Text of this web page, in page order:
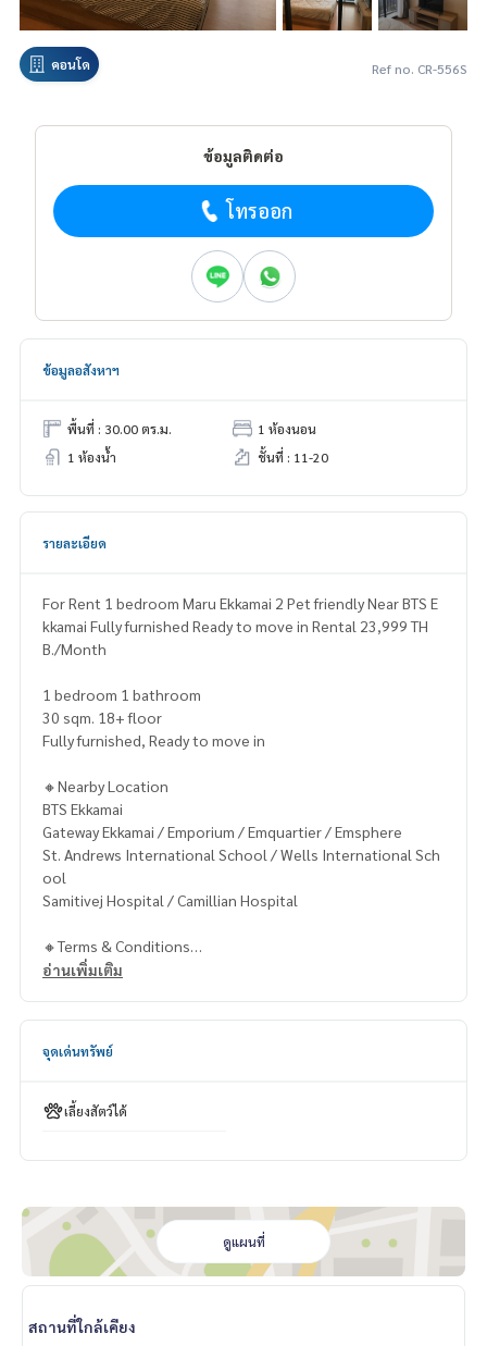
คอนโด Ref no. CR-556S
ข้อมูลติดต่อ
โทรออก
ข้อมูลอสังหาฯ
พื้นที่ : 30.00 ตร.ม.
1 ห้องนอน
1 ห้องน้ำ
ชั้นที่ : 11-20
รายละเอียด
For Rent 1 bedroom Maru Ekkamai 2 Pet friendly Near BTS E
kkamai Fully furnished Ready to move in Rental 23,999 TH
B./Month
1 bedroom 1 bathroom
30 sqm. 18+ floor
Fully furnished, Ready to move in
🔸Nearby Location
BTS Ekkamai
Gateway Ekkamai / Emporium / Emquartier / Emsphere
St. Andrews International School / Wells International Sch
ool
Samitivej Hospital / Camillian Hospital
🔸Terms & Conditions
1 year contract
Khun Chanya: Tel.
#luxury #LuxuryCondominium #Luxurycondo #condominiu
m #rent # condo #condo Bangkok #Bangkok Condo #Con
do for rent #For rent #Condorental #RentSellCondoBang
kok #rentcondo #rentalproperty #rental #Luxurycondofo
rrent #Condo near the BTS #Condo #MCRE #realestateag
อ่านเพิ่มเติม
จุดเด่นทรัพย์
เลี้ยงสัตว์ได้
ดูแผนที่
สถานที่ใกล้เคียง